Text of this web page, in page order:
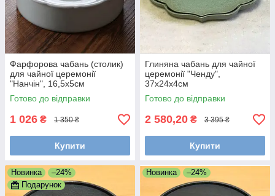
Фарфорова чабань (столик)
для чайної церемонії
"Нанчін", 16,5х5см
Готово до відправки
1 026 ₴ 1 350 ₴
Купити
Глиняна чабань для чайної
церемонії "Ченду",
37х24х4см
Готово до відправки
2 580,20 ₴ 3 395 ₴
Купити
Новинка
–24%
Подарунок
Новинка –24%